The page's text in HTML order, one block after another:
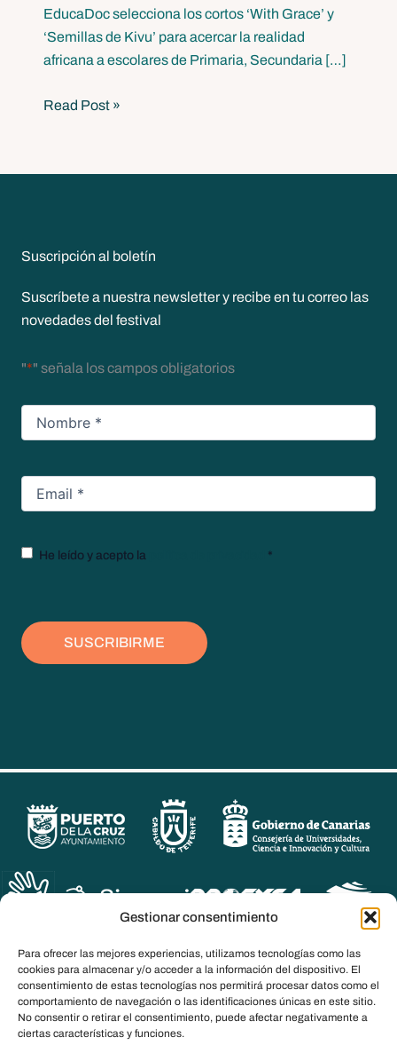
Gestionar consentimiento
Para ofrecer las mejores experiencias, utilizamos tecnologías como las
cookies para almacenar y/o acceder a la información del dispositivo. El
consentimiento de estas tecnologías nos permitirá procesar datos como el
comportamiento de navegación o las identificaciones únicas en este sitio.
No consentir o retirar el consentimiento, puede afectar negativamente a
ciertas características y funciones.
EducaDoc selecciona los cortos ‘With Grace’ y
‘Semillas de Kivu’ para acercar la realidad
africana a escolares de Primaria, Secundaria […]
Read Post »
Suscripción al boletín
Suscríbete a nuestra newsletter y recibe en tu correo las
novedades del festival
"*" señala los campos obligatorios
TextoHe leído y acepto la *
SUSCRIBIRME